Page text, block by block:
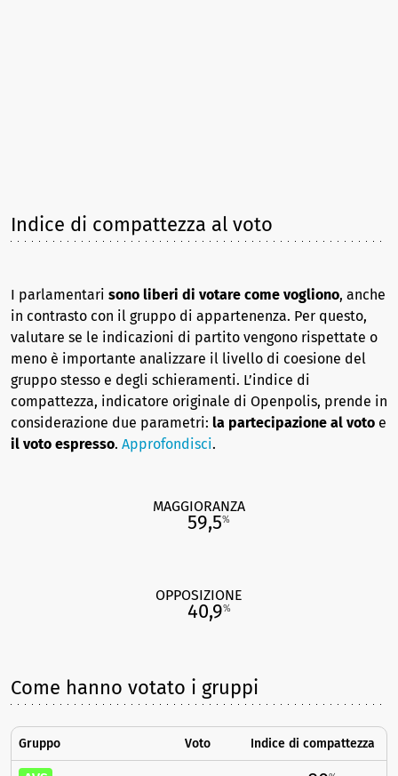
Indice di compattezza al voto
I parlamentari sono liberi di votare come vogliono, anche
in contrasto con il gruppo di appartenenza. Per questo,
valutare se le indicazioni di partito vengono rispettate o
meno è importante analizzare il livello di coesione del
gruppo stesso e degli schieramenti. L’indice di
compattezza, indicatore originale di Openpolis, prende in
considerazione due parametri: la partecipazione al voto e
il voto espresso. Approfondisci.
MAGGIORANZA
59,5%
OPPOSIZIONE
40,9%
Come hanno votato i gruppi
Gruppo Voto Indice di compattezza